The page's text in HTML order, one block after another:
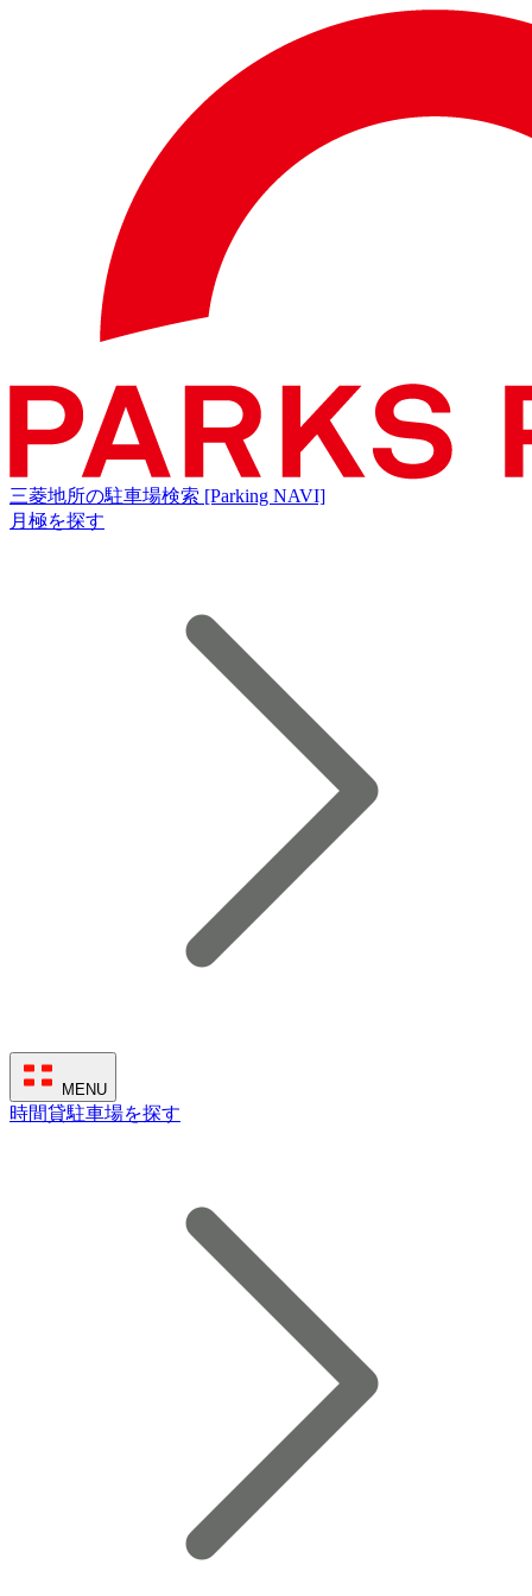
三菱地所の駐車場検索 [Parking NAVI]
月極を探す
MENU
時間貸駐車場を探す